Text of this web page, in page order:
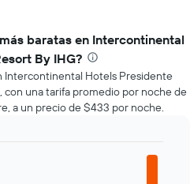
baratas en Intercontinental
By IHG?
Intercontinental Hotels Presidente
con una tarifa promedio por noche de
a un precio de $433 por noche.